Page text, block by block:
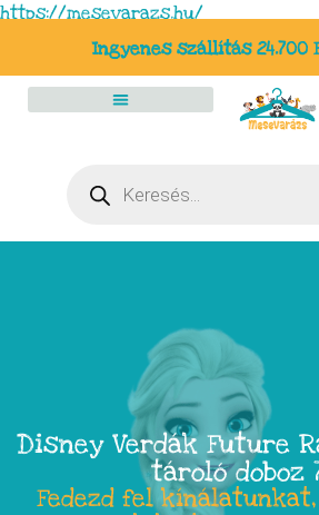
https://mesevarazs.hu/
Ingyenes szállítás 24.700
Disney Verdák Future
tároló doboz
Fedezd fel